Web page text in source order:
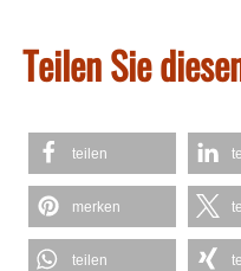
Teilen Sie
teilen
merken
teilen